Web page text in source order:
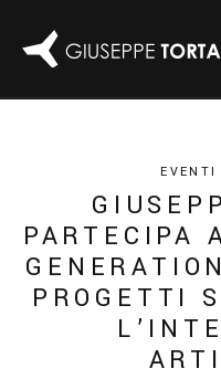
PARTECIPA
PROGETTI